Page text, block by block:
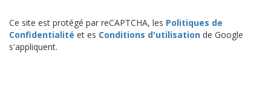
Ce site est protégé par reCAPTCHA, les Politiques de
Confidentialité et es Conditions d'utilisation de Google
s'appliquent.